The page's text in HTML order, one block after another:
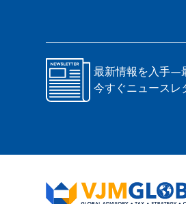
最新情報を入手—
今すぐニュースレ